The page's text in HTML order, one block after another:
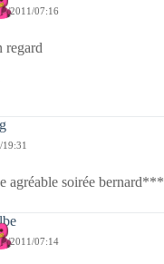
2011/07:16
regard
agréable soirée bernard***
2011/07:14